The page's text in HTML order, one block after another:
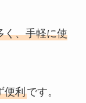
く、手軽に使
便利です。